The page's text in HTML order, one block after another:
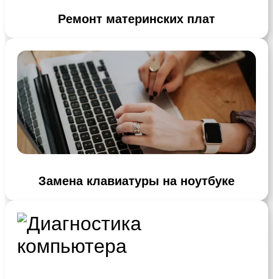
Ремонт материнских плат
Замена клавиатуры на ноутбуке